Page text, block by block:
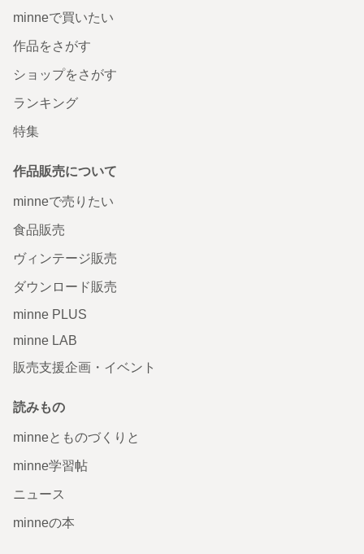
minneで買いたい
作品をさがす
ショップをさがす
ランキング
特集
作品販売について
minneで売りたい
食品販売
ヴィンテージ販売
ダウンロード販売
minne PLUS
minne LAB
販売支援企画・イベント
読みもの
minneとものづくりと
minne学習帖
ニュース
minneの本